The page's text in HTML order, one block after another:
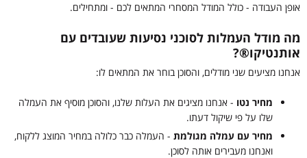
אופן העבודה - כולל המודל המסחרי המתאים לכם - ומתחילים.
מה מודל העמלות לסוכני נסיעות שעובדים עם
אותנטיקו®?
אנחנו מציעים שני מודלים, והסוכן בוחר את המתאים לו:
מחיר נטו - אנחנו מציגים את העלות שלנו, והסוכן מוסיף את העמלה
שלו על פי שיקול דעתו.
מחיר עם עמלה מגולמת - העמלה כבר כלולה במחיר המוצג ללקוח,
ואנחנו מעבירים אותה לסוכן.